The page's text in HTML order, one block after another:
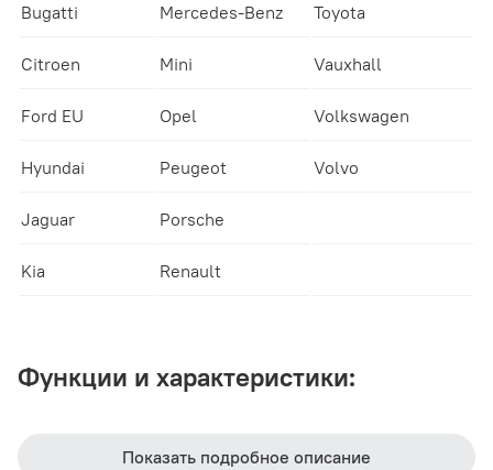
Bugatti Mercedes-Benz Toyota
Citroen Mini Vauxhall
Ford EU Opel Volkswagen
Hyundai Peugeot Volvo
Jaguar Porsche
Kia Renault
Функции и характеристики:
Разблокировка и блокировка тормозных колодок;
Показать подробное описание